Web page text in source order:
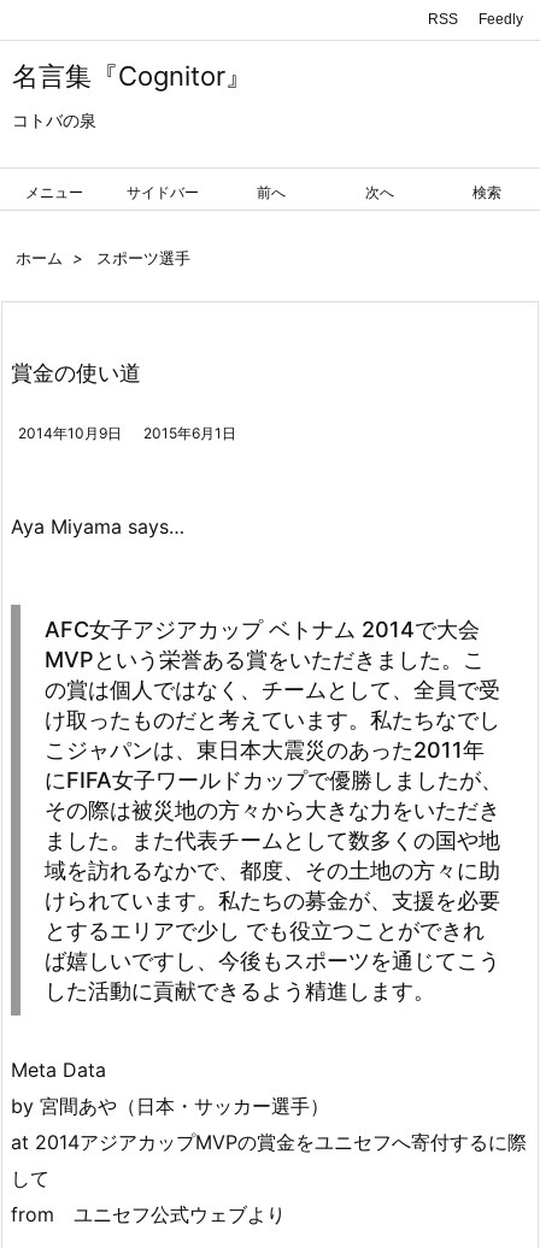
名言集『Cognitor』
コトバの泉
メニュー サイドバー 前へ 次へ 検索
RSS Feedly
ホーム > スポーツ選手
賞金の使い道
2014年10月9日 2015年6月1日
Aya Miyama says…
AFC女子アジアカップ ベトナム 2014で大会
MVPという栄誉ある賞をいただきました。こ
の賞は個人ではなく、チームとして、全員で受
け取ったものだと考えています。私たちなでし
こジャパンは、東日本大震災のあった2011年
にFIFA女子ワールドカップで優勝しましたが、
その際は被災地の方々から大きな力をいただき
ました。また代表チームとして数多くの国や地
域を訪れるなかで、都度、その土地の方々に助
けられています。私たちの募金が、支援を必要
とするエリアで少し でも役立つことができれ
ば嬉しいですし、今後もスポーツを通じてこう
した活動に貢献できるよう精進します。
Meta Data
by 宮間あや（日本・サッカー選手）
at 2014アジアカップMVPの賞金をユニセフへ寄付するに際
して
from ユニセフ公式ウェブより